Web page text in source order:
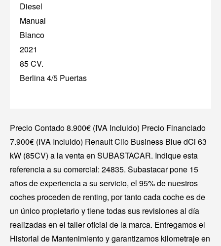
Diesel
Manual
Blanco
2021
85 CV.
Berlina 4/5 Puertas
Precio Contado 8.900€ (IVA Incluido) Precio Financiado
7.900€ (IVA Incluido) Renault Clio Business Blue dCi 63
kW (85CV) a la venta en SUBASTACAR. Indique esta
referencia a su comercial: 24835. Subastacar pone 15
años de experiencia a su servicio, el 95% de nuestros
coches proceden de renting, por tanto cada coche es de
un único propietario y tiene todas sus revisiones al día
realizadas en el taller oficial de la marca. Entregamos el
Historial de Mantenimiento y garantizamos kilometraje en